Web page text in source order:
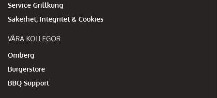
Service Grillkung
Säkerhet, Integritet & Cookies
VÅRA KOLLEGOR
Omberg
Burgerstore
BBQ Support